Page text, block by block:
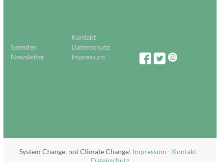
Kontakt
Spenden
Datenschutz
Newsletter
Impressum
System Change, not Climate Change! Impressum- Kontakt-